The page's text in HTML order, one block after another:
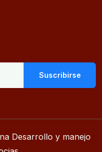
Suscribirse
Desarrollo y manejo